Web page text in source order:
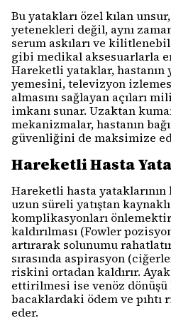
Bu yatakları özel kılan
yetenekleri değil, aynı
serum askıları ve
gibi medikal aksesuarlarla
Hareketli yataklar,
yemesini, televizyon
almasını sağlayan açıları
imkanı sunar. Uzaktan
mekanizmalar, hastanın
güvenliğini de maksimize
Hareketli Hasta
Hareketli hasta
uzun süreli yatıştan
komplikasyonları önlemektir.
kaldırılması (Fowler
artırarak solunumu
sırasında aspirasyon
riskini ortadan kaldırır. Ayak
ettirilmesi ise venöz dönüşü
bacaklardaki ödem ve
eder.